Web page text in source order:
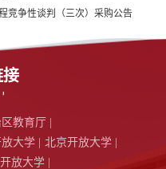
竞争性谈判（三次）采购公告
接
教育厅 |
大学 |
北京开放大学 |
放大学 |